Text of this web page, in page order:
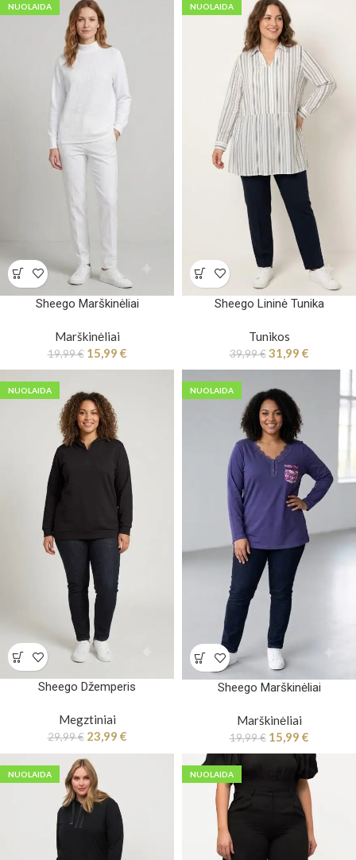
NUOLAIDA
Sheego Marškinėliai
Marškinėliai
19,99€ 15,99 €
NUOLAIDA
Sheego Lininė Tunika
Tunikos
39,99€ 31,99 €
NUOLAIDA
Sheego Džemperis
Megztiniai
29,99€ 23,99 €
NUOLAIDA
Sheego Marškinėliai
Marškinėliai
19,99€ 15,99 €
NUOLAIDA NUOLAIDA